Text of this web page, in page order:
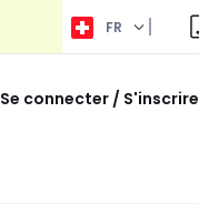
FR
Se connecter / S'inscrire
Bienvenue